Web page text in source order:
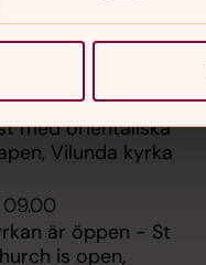
med orientaliska
Vilunda kyrka
är öppen - St
is open,